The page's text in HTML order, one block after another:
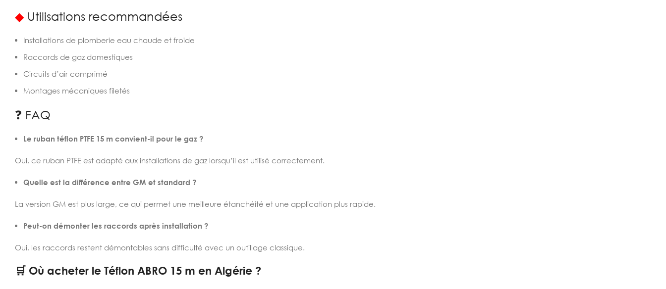
◆Utilisations recommandées
Installations de plomberie eau chaude et froide
Raccords de gaz domestiques
Circuits d’air comprimé
Montages mécaniques filetés
❓ FAQ
Le ruban téflon PTFE 15 m convient-il pour le gaz ?
Oui, ce ruban PTFE est adapté aux installations de gaz lorsqu’il est utilisé correctement.
Quelle est la différence entre GM et standard ?
La version GM est plus large, ce qui permet une meilleure étanchéité et une application plus rapide.
Peut-on démonter les raccords après installation ?
Oui, les raccords restent démontables sans difficulté avec un outillage classique.
🛒 Où acheter le Téflon ABRO 15 m en Algérie ?